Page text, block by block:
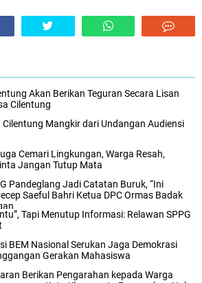
Akan Berikan Teguran Secara Lisan
Cilentung
Cilentung Mangkir dari Undangan Audiensi
Cemari Lingkungan, Warga Resah,
Jangan Tutup Mata
Pandeglang Jadi Catatan Buruk, “Ini
Saeful Bahri Ketua DPC Ormas Badak
Tapi Menutup Informasi: Relawan SPPG
BEM Nasional Serukan Jaga Demokrasi
Gerakan Mahasiswa
Berikan Pengarahan kepada Warga